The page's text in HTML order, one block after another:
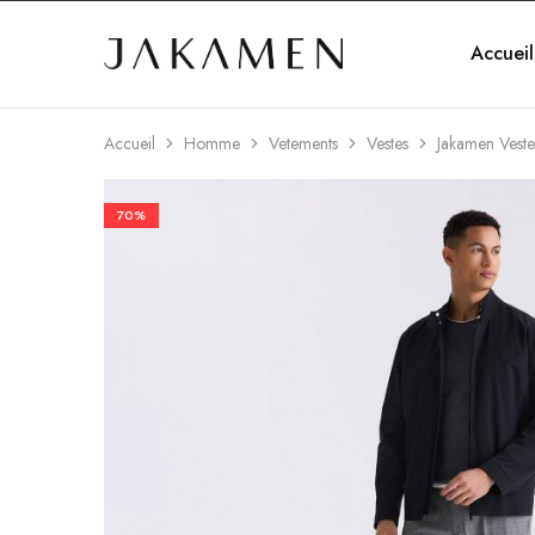
Jakamen Accueil
Accueil Homme Vetements Vestes Jakamen
70%